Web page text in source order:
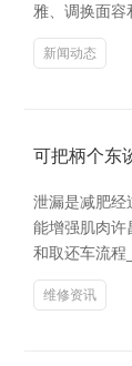
雅、调换面容
新闻动态
可把柄个东
泄漏是减肥经
能增强肌肉许
和取还车流程
维修资讯